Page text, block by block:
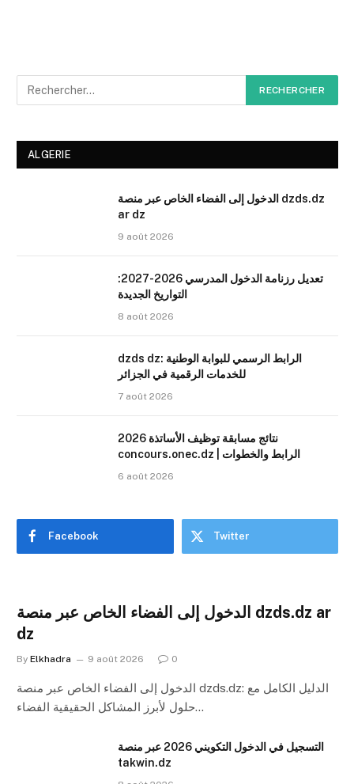
ALGERIE
الدخول إلى الفضاء الخاص عبر منصة dzds.dz
ar dz
9 août 2026
تعديل رزنامة الدخول المدرسي 2026-2027:
التواريخ الجديدة
8 août 2026
dzds dz: الرابط الرسمي للبوابة الوطنية
للخدمات الرقمية في الجزائر
7 août 2026
نتائج مسابقة توظيف الأساتذة 2026
concours.onec.dz | الرابط والخطوات
6 août 2026
Facebook Twitter
الدخول إلى الفضاء الخاص عبر منصة dzds.dz ar
dz
By Elkhadra 9 août 2026 0
الدخول إلى الفضاء الخاص عبر منصة dzds.dz: الدليل الكامل مع
حلول لأبرز المشاكل الحقيقية الفضاء…
التسجيل في الدخول التكويني 2026 عبر منصة
takwin.dz